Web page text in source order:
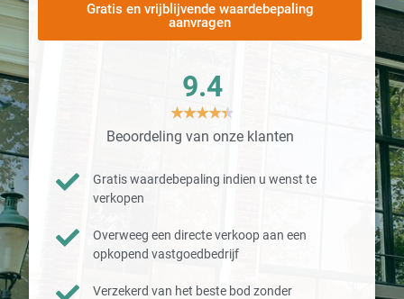
Gratis en vrijblijvende waardebepaling
aanvragen
9.4
★★★★★
Beoordeling van onze klanten
Gratis waardebepaling indien u wenst te
verkopen
Overweeg een directe verkoop aan een
opkopend vastgoedbedrijf
Verzekerd van het beste bod zonder